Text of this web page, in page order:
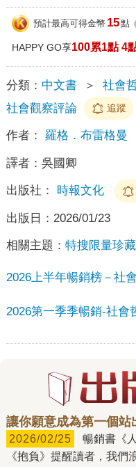
預計最高可得金幣 15點
HAPPY GO享100累1點 4
分類： 中文書 ＞ 社會
社會觀察評論
追蹤
作者： 羅格．布雷格曼
譯者： 吳國卿
出版社： 時報文化
出版日： 2026/01/23
相關主題： 特搜限量珍
2026上半年暢銷榜－社
2026第一季季暢銷-社會
讓你願意成為第一個站
2026/02/25
《抱負》提醒讀者，我